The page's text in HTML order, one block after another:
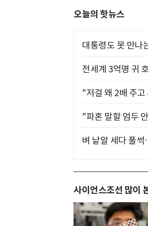
오늘의 핫뉴스
대통령도 못 만나
전세계 3억명 귀
"저걸 왜 2배 주
"파혼 말할 엄두
벼 낱알 세다 풀
사이언스조선 많이